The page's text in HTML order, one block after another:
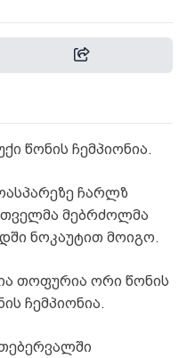
წონის ჩემპიონია.
ჩარლზ
მებრძოლმა
ნოკაუტით მოიგო.
თოფურია ორი წონის
ჩემპიონია.